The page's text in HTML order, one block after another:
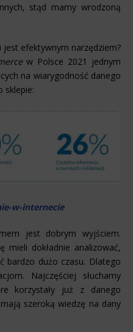
stąd mamy wrodzoną
jest efektywnym narzędziem?
w Polsce 2021 jednym
na wiarygodność danego
sklepie:
w-internecie
jest dobrym wyjściem.
mieli dokładnie analizować,
bardzo dużo czasu. Dlatego
Najczęściej słuchamy
korzystały już z danego
szeroką wiedzę na dany